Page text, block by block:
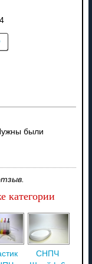
были
категории
СНПЧ